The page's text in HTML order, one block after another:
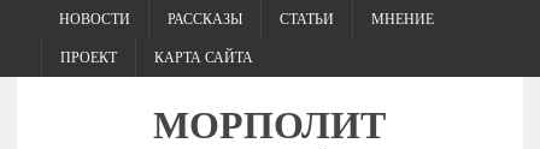
НОВОСТИ РАССКАЗЫ СТАТЬИ МНЕНИЕ
ПРОЕКТ КАРТА САЙТА
МОРПОЛИТ